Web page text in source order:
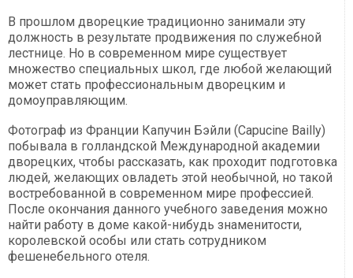
В прошлом дворецкие традиционно занимали эту
должность в результате продвижения по служебной
лестнице. Но в современном мире существует
множество специальных школ, где любой желающий
может стать профессиональным дворецким и
домоуправляющим.
Фотограф из Франции Капучин Бэйли (Capucine Bailly)
побывала в голландской Международной академии
дворецких, чтобы рассказать, как проходит подготовка
людей, желающих овладеть этой необычной, но такой
востребованной в современном мире профессией.
После окончания данного учебного заведения можно
найти работу в доме какой-нибудь знаменитости,
королевской особы или стать сотрудником
фешенебельного отеля.